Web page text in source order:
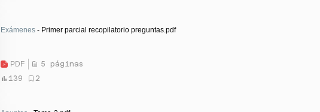
Exámenes - Primer parcial recopilatorio preguntas.pdf
PDF
5 páginas
139
2